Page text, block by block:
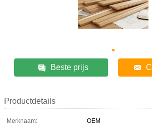
Beste prijs
Productdetails
Merknaam: OEM